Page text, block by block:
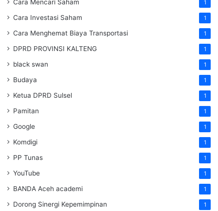
Cara Mencari Saham 1
Cara Investasi Saham 1
Cara Menghemat Biaya Transportasi 1
DPRD PROVINSI KALTENG 1
black swan 1
Budaya 1
Ketua DPRD Sulsel 1
Pamitan 1
Google 1
Komdigi 1
PP Tunas 1
YouTube 1
BANDA Aceh academi 1
Dorong Sinergi Kepemimpinan 1